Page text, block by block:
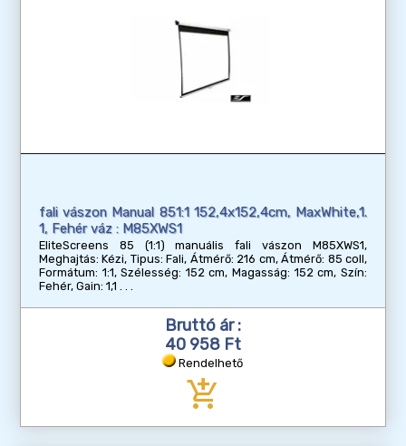
fali vászon Manual 851:1 152,4x152,4cm, MaxWhite,1.
1, Fehér váz : M85XWS1
EliteScreens 85 (1:1) manuális fali vászon M85XWS1,
Meghajtás: Kézi, Tipus: Fali, Átmérő: 216 cm, Átmérő: 85 coll,
Formátum: 1:1, Szélesség: 152 cm, Magasság: 152 cm, Szín:
Fehér, Gain: 1,1
Bruttó ár :
40 958 Ft
Rendelhető
add_shopping_cart